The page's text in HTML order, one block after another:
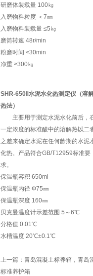
研磨体装载量 100㎏
入磨物料粒度 ＜7㎜
入磨物料装载量 ≤5㎏
磨筒转速 48r/min
粉磨时间 ≈30min
净重 ≈300㎏
SHR-650Ⅱ水泥水化热测定仪（溶
热法）
主要用于测定水泥水化前后，
一定浓度的标准酸中的溶解热以二
之差来确定水泥在任何龄期的水泥
化热。产品符合GB/T12959标准要
求。
保温瓶容积 650ml
保温瓶内径 Ф75㎜
保温瓶深度 160㎜
贝克曼温度计示差范围 5～6℃
分格值 0.01℃
水槽温度 20℃±0.1℃
上一篇： 青岛混凝土标养箱，青岛
标准养护箱